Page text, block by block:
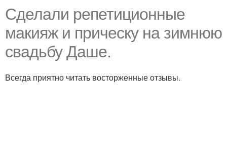
Сделали репетиционные
макияж и прическу на зимнюю
свадьбу Даше.
Всегда приятно читать восторженные отзывы.